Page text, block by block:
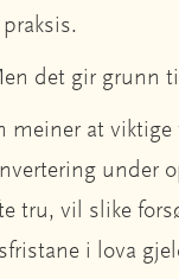
det gir grunn
meiner at viktige
under
tru, vil slike
i lova